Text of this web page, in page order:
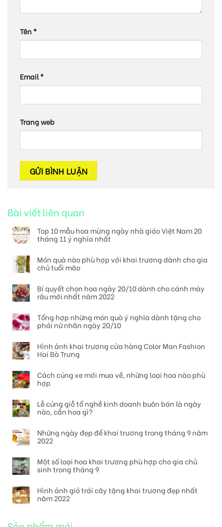
Tên*
Email*
Trang web
Bài viết liên quan
Top 10 mẫu hoa mừng ngày nhà giáo Việt Nam 20
tháng 11 ý nghĩa nhất
Món quà nào phù hợp với khai trương dành cho gia
chủ tuổi mão
Bí quyết chọn hoa ngày 20/10 dành cho cánh mày
râu mới nhất năm 2022
Tổng hợp những món quà ý nghĩa dành tặng cho
phái nữ nhân ngày 20/10
Hình ảnh khai trương cửa hàng Color Man Fashion
Hai Bà Trưng
Cách cúng xe mới mua về, những loại hoa nào phù
hợp
Lễ cúng giỗ tổ nghề kinh doanh buôn bán là ngày
nào, cần hoa gì?
Những ngày đẹp để khai trương trong tháng 9 năm
2022
Một số loại hoa khai trương phù hợp cho gia chủ
sinh trong tháng 9
Hình ảnh giỏ trái cây tặng khai trương đẹp nhất
năm 2022